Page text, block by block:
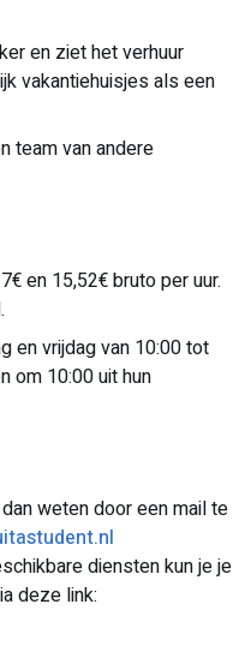
team versterken?
en ziet het verhuur
vakantiehuisjes als een
team van andere
bij een aantal
en 15,52€ bruto per uur.
en vrijdag van 10:00 tot
om 10:00 uit hun
er nieuwe
mogelijk (bijvoorbeeld
je vrienden te doen?
ook tijd zijn voor
weten door een mail te
diensten kun je je
deze link:
alle updates en